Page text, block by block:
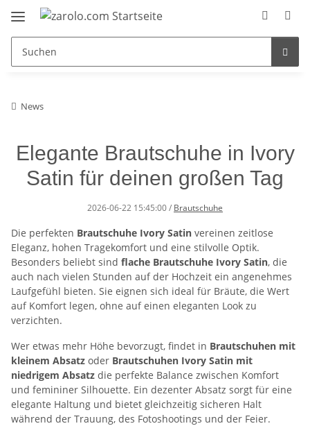
News
Elegante Brautschuhe in Ivory
Satin für deinen großen Tag
2026-06-22 15:45:00/ Brautschuhe
Die perfekten Brautschuhe Ivory Satin vereinen zeitlose
Eleganz, hohen Tragekomfort und eine stilvolle Optik.
Besonders beliebt sind flache Brautschuhe Ivory Satin, die
auch nach vielen Stunden auf der Hochzeit ein angenehmes
Laufgefühl bieten. Sie eignen sich ideal für Bräute, die Wert
auf Komfort legen, ohne auf einen eleganten Look zu
verzichten.
Wer etwas mehr Höhe bevorzugt, findet in Brautschuhen mit
kleinem Absatz oder Brautschuhen Ivory Satin mit
niedrigem Absatz die perfekte Balance zwischen Komfort
und femininer Silhouette. Ein dezenter Absatz sorgt für eine
elegante Haltung und bietet gleichzeitig sicheren Halt
während der Trauung, des Fotoshootings und der Feier.